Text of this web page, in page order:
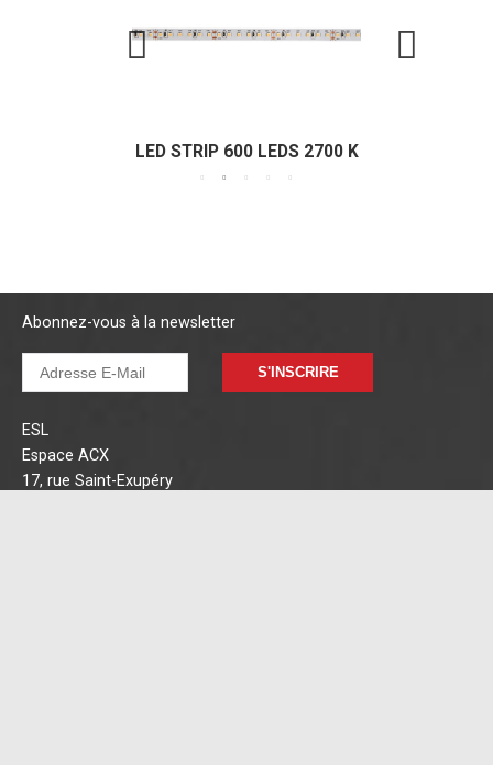
LED STRIP 600 LEDS 2700 K
Abonnez-vous à la newsletter
S'INSCRIRE
ESL
Espace ACX
17, rue Saint-Exupéry